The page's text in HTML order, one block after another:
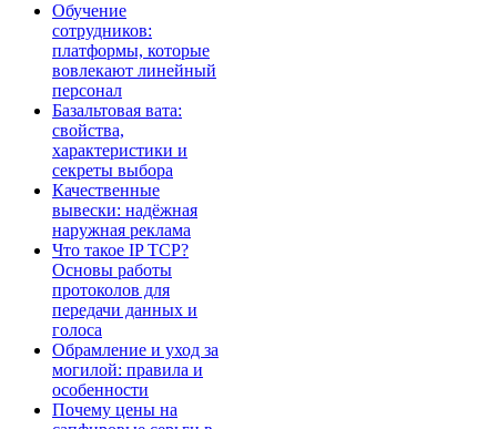
Обучение
сотрудников:
платформы, которые
вовлекают линейный
персонал
Базальтовая вата:
свойства,
характеристики и
секреты выбора
Качественные
вывески: надёжная
наружная реклама
Что такое IP TCP?
Основы работы
протоколов для
передачи данных и
голоса
Обрамление и уход за
могилой: правила и
особенности
Почему цены на